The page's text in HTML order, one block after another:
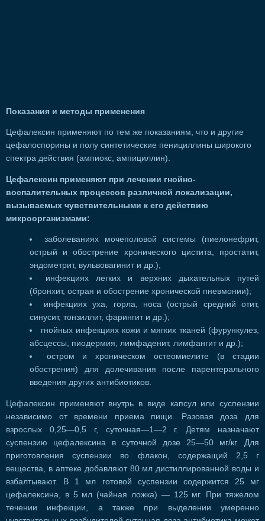
Показания и методы применения
Цефалексин применяют по тем же показаниям, что и другие
цефалоспорины и полу синтетические пенициллины широкого
спектра действия (ампиокс, ампициллин).
Цефалексин применяют при лечении гнойно-
воспалительных процессов различной локализации,
вызываемых чувствительными к его действию
микроорганизмами:
заболеваниях мочеполовой системы (пиелонефрит,
острый и обострение хронического цистита, простатит,
эндометрит, вульвовагинит и др.);
инфекциях легких и верхних дыхательных путей
(бронхит, острая и обострение хронической пневмонии);
инфекциях уха, горла, носа (острый средний отит,
синусит, тонзиллит, фарингит и др.);
гнойных инфекциях кожи и мягких тканей (фурункулез,
абсцессы, пиодермия, лимфаденит, лимфангит и др.);
остром и хроническом остеомиелите (в стадии
обострения) для долечивания после парентерального
введения других антибиотиков.
Цефалексин применяют внутрь в виде капсул или суспензии
независимо от времени приема пищи. Разовая доза для
взрослых 0,25—0,5 г, суточная—1—2 г. Детям назначают
суспензию цефалексина в суточной дозе 25—50 мг/кг. Для
приготовления суспензии во флакон, содержащий 2,5 г
вещества, в аптеке добавляют 80 мл дистиллированной воды и
взбалтывают. В 1 мл готовой суспензии содержится 25 мг
цефалексина, в 5 мл (чайная ложка) — 125 мг. При тяжелом
течении инфекции, а также при выделении умеренно